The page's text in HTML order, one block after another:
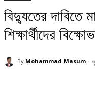
বিদ্যুতের দাবিতে
শিক্ষার্থীদের বিক্ষোভ
By Mohammad Masum